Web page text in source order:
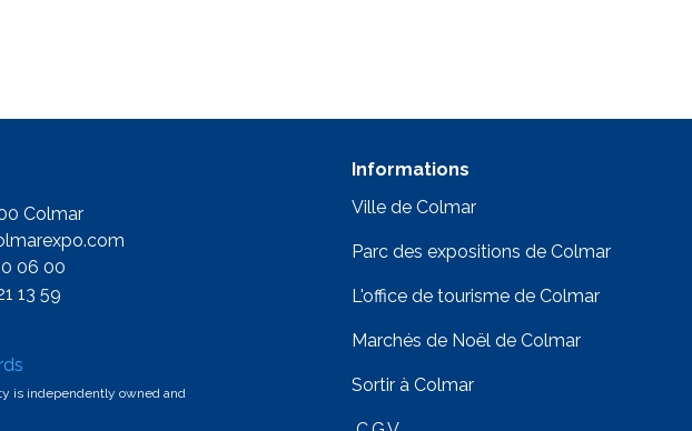
Colmar
06 00
13 59
is independently owned and
Informations
Ville de Colmar
Parc des expositions de Colmar
L'office de tourisme de Colmar
Marchés de Noël de Colmar
Sortir à Colmar